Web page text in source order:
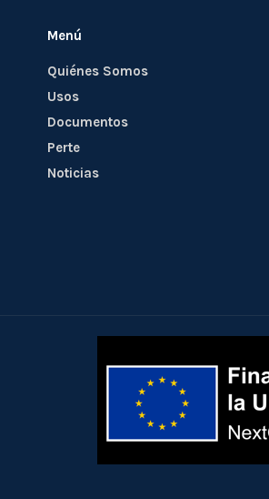
Menú
Quiénes Somos
Usos
Documentos
Perte
Noticias